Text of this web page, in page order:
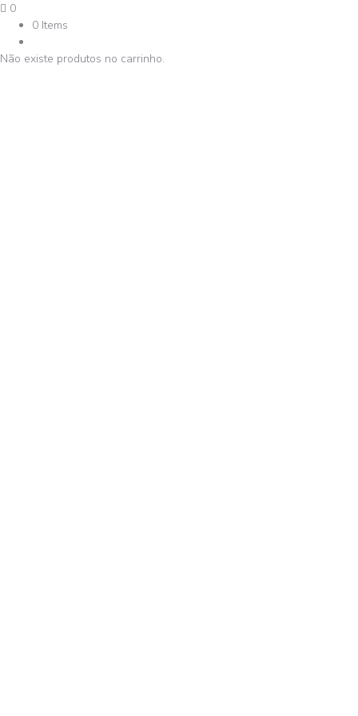
0
0 Items
Não existe produtos no carrinho.